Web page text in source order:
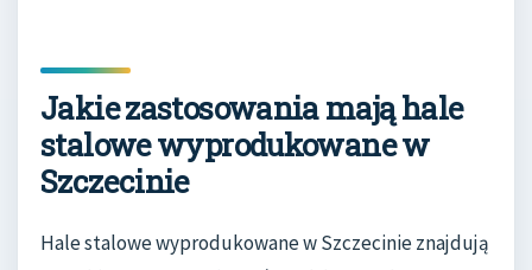
Jakie zastosowania mają hale
stalowe wyprodukowane w
Szczecinie
Hale stalowe wyprodukowane w Szczecinie znajdują